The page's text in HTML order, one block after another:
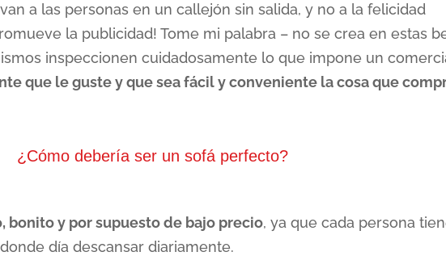
a las personas en un callejón sin salida, y no a la felicidad
la publicidad! Tome mi palabra – no se crea en estas
inspeccionen cuidadosamente lo que impone un
que le guste y que sea fácil y conveniente la cosa que
¿Cómo debería ser un sofá perfecto?
bonito y por supuesto de bajo precio, ya que cada persona
día descansar diariamente.